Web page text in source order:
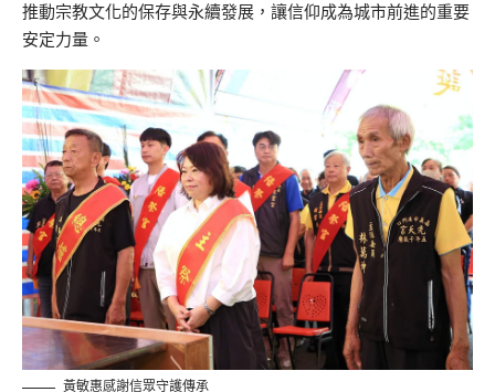
推動宗教文化的保存與永續發展，讓信仰成為城市前進的重要
安定力量。
黃敏惠感謝信眾守護傳承